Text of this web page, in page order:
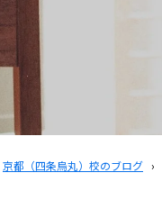
京都（四条烏丸）校のブログ ›